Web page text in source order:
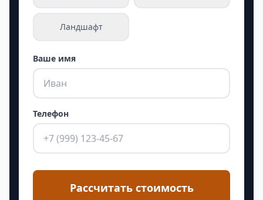
Ландшафт
Ваше имя
Телефон
Рассчитать стоимость